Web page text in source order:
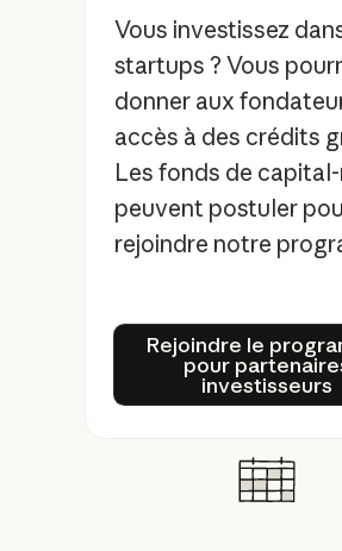
Vous investissez
startups ? Vous
donner aux
accès à des crédits
Les fonds de
peuvent postuler
rejoindre notre
Rejoindre le
pour
investisseurs